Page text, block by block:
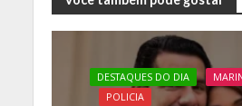
b
o
o
er s
A
p
y
Li
n
DESTAQUES DO DIA
POLICIA